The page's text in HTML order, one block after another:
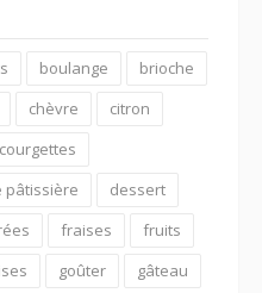
boulange
brioche
chèvre
citron
courgettes
pâtissière
dessert
fraises
fruits
goûter
gâteau